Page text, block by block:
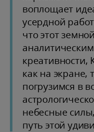
воплощает
усердной
что этот
как на экране,
погрузимся в
небесные
путь этой